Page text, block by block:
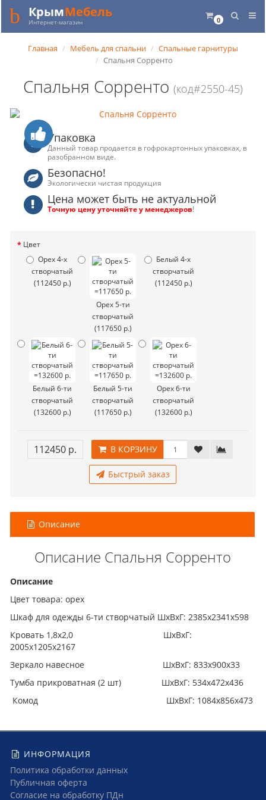
0
КрымМебель
Интернет-магазин
Главная Мебель для спальни
Спальные гарнитуры
Спальня Сорренто
Спальня Сорренто (код#2550-45)
Упаковка
Данный товар продается в гофрокартонных упаковках, в
разобранном виде.
Безопасно!
Экологически чистая продукция
Цена может быть не актуальной
Точную цену уточняйте у менеджеров!
Цвет
Орех 4-х
створчатый
(112450 р.)
Орех 5-ти
створчатый
(117650 р.)
Белый 4-х
створчатый
(112450 р.)
Белый 6-ти
створчатый
(132600 р.)
Белый 5-ти
створчатый
(117650 р.)
Орех 6-ти
створчатый
(132600 р.)
112450 р. В КОРЗИНУ
Быстрый заказ
Описание
Описание Спальня Сорренто
Описание
Цвет товара: орех
Шкаф для одежды 6-ти створчатый ШхВхГ: 2385х2341х598
Кровать 1,8х2,0 ШхВхГ:
2005х1205х2167
Зеркало навесное ШхВхГ: 833х900х33
Тумба прикроватная (2 шт) ШхВхГ: 534х472х436
Комод ШхВхГ: 1084х856х473
ИНФОРМАЦИЯ
Политика обработки данных
Публичная оферта
Согласие на обработку ПДн